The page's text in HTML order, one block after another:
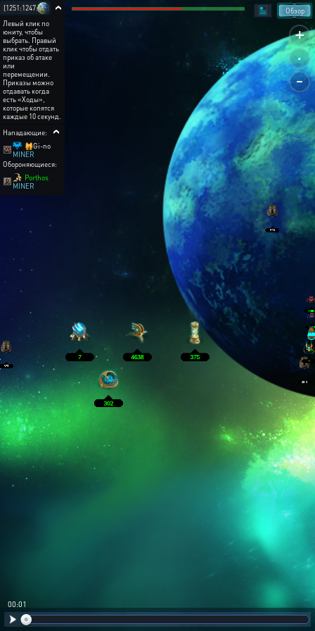
+
.
-
Обзор
[1251:1247:5]
Левый клик по
юниту, чтобы
выбрать. Правый
клик чтобы отдать
приказ об атаке
или
перемещении.
Приказы можно
отдавать когда
есть «Ходы»,
которые копятся
каждые 10 секунд.
Нападающие:
🙀Gi-no
MINER
Обороняющиеся:
Porthos
MINER
00:02